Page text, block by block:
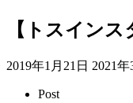
【トスイン
2019年1月21日 2021年
Post